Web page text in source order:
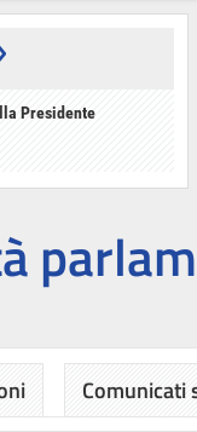
Presidente
Comunicati